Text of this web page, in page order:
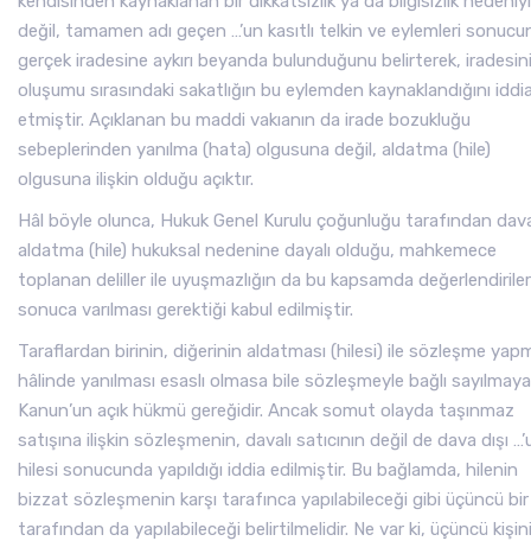
değil, tamamen adı geçen …’un kasıtlı telkin ve eylemleri
gerçek iradesine aykırı beyanda bulunduğunu belirterek,
oluşumu sırasındaki sakatlığın bu eylemden kaynaklandığını
etmiştir. Açıklanan bu maddi vakıanın da irade bozukluğu
sebeplerinden yanılma (hata) olgusuna değil, aldatma (hile)
olgusuna ilişkin olduğu açıktır.
Hâl böyle olunca, Hukuk Genel Kurulu çoğunluğu tarafından
aldatma (hile) hukuksal nedenine dayalı olduğu, mahkemece
toplanan deliller ile uyuşmazlığın da bu kapsamda
sonuca varılması gerektiği kabul edilmiştir.
Taraflardan birinin, diğerinin aldatması (hilesi) ile sözleşme
hâlinde yanılması esaslı olmasa bile sözleşmeyle bağlı
Kanun’un açık hükmü gereğidir. Ancak somut olayda taşınmaz
satışına ilişkin sözleşmenin, davalı satıcının değil de dava dışı
hilesi sonucunda yapıldığı iddia edilmiştir. Bu bağlamda, hilenin
bizzat sözleşmenin karşı tarafınca yapılabileceği gibi üçüncü
tarafından da yapılabileceği belirtilmelidir. Ne var ki, üçüncü